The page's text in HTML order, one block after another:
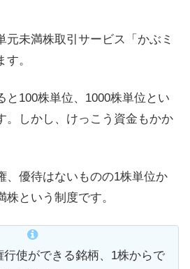
元未満株取引サービス「かぶミ
。
と100株単位、1000株単位とい
。しかし、けっこう資金もかか
、優待はないものの1株単位か
という制度です。
使ができる銘柄、1株からで